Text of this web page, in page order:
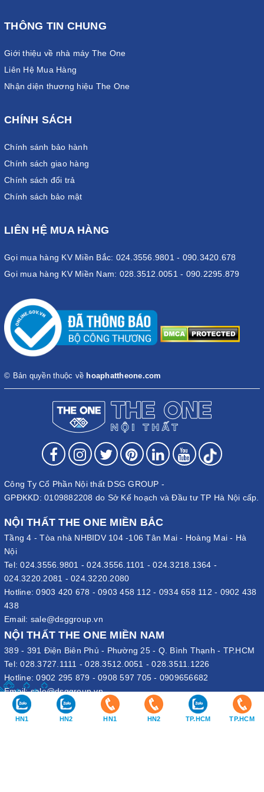
THÔNG TIN CHUNG
Giới thiệu về nhà máy The One
Liên Hệ Mua Hàng
Nhận diện thương hiệu The One
CHÍNH SÁCH
Chính sánh bảo hành
Chính sách giao hàng
Chính sách đổi trả
Chính sách bảo mật
LIÊN HỆ MUA HÀNG
Gọi mua hàng KV Miền Bắc: 024.3556.9801 - 090.3420.678
Gọi mua hàng KV Miền Nam: 028.3512.0051 - 090.2295.879
© Bản quyền thuộc về hoaphattheone.com
Công Ty Cổ Phần Nội thất DSG GROUP -
GPĐKKD: 0109882208 do Sở Kế hoạch và Đầu tư TP Hà Nội cấp.
NỘI THẤT THE ONE MIỀN BẮC
Tầng 4 - Tòa nhà NHBIDV 104 -106 Tân Mai - Hoàng Mai - Hà
Nội
Tel:024.3556.9801 -024.3556.1101 -024.3218.1364 -
024.3220.2081 - 024.3220.2080
Hotline:0903 420 678 - 0903 458 112 - 0934 658 112 - 0902 438
438
Email: sale@dsggroup.vn
NỘI THẤT THE ONE MIỀN NAM
389 - 391 Điện Biên Phủ - Phường 25 - Q. Bình Thạnh - TP.HCM
Tel:028.3727.1111 -028.3512.0051 -028.3511.1226
Hotline:0902 295 879 - 0908 597 705 - 0909656682
Email:sale@dsggroup.vn
VĂN PHÒNG TẬP ĐOÀN
109 Trần Hưng Đạo - P. Cửa Nam - Q. Hoàn Kiếm - Hà Nội
HN1 HN2 HN1 HN2 TP.HCM TP.HCM